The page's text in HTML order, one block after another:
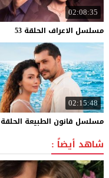
02:08:35
مسلسل الاعراف الحلقة 53
02:15:48
مسلسل قانون الطبيعة الحلقة
شاهد أيضاً :